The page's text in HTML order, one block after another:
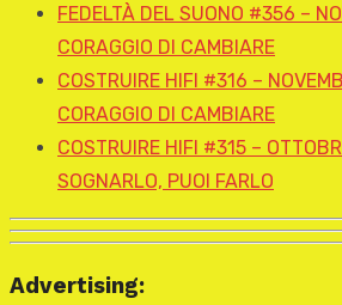
FEDELTÀ DEL SUONO #356 –
CORAGGIO DI CAMBIARE
COSTRUIRE HIFI #316 –
CORAGGIO DI CAMBIARE
COSTRUIRE HIFI #315 –
SOGNARLO, PUOI FARLO
Advertising: